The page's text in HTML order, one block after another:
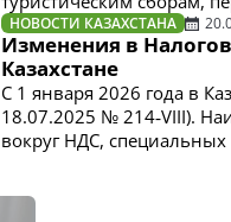
НОВОСТИ КАЗАХСТАНА
Изменения в
Казахстане
С 1 января 2026 года в
18.07.2025 № 214‑VIII).
вокруг НДС,